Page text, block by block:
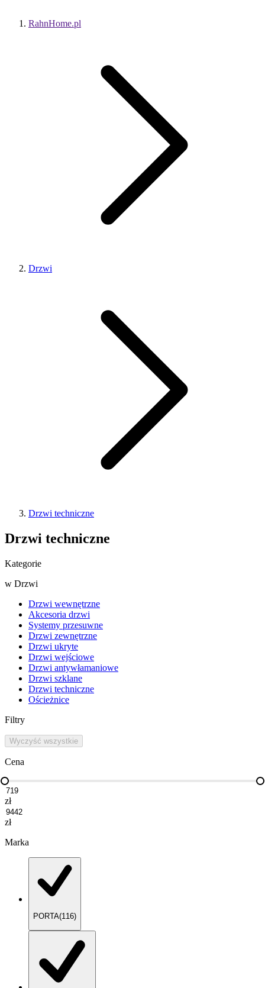
RahnHome.pl
Drzwi
Drzwi techniczne
Drzwi techniczne
Kategorie
w Drzwi
Drzwi wewnętrzne
Akcesoria drzwi
Systemy przesuwne
Drzwi zewnętrzne
Drzwi ukryte
Drzwi wejściowe
Drzwi antywłamaniowe
Drzwi szklane
Drzwi techniczne
Ościeżnice
Filtry
Wyczyść wszystkie
Cena
zł
zł
Marka
PORTA(116)